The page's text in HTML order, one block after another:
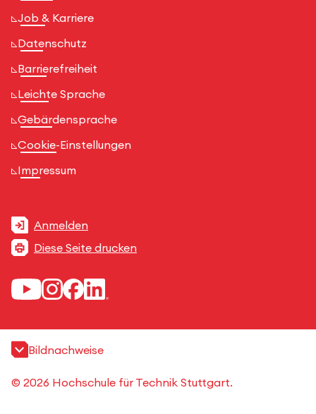
Job & Karriere
Datenschutz
Barrierefreiheit
Leichte Sprache
Gebärdensprache
Cookie-Einstellungen
Impressum
Anmelden
Diese Seite drucken
Bildnachweise
© 2026 Hochschule für Technik Stuttgart.